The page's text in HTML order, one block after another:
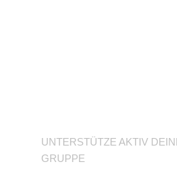
UNTERSTÜTZE AKTIV
GRUPPE